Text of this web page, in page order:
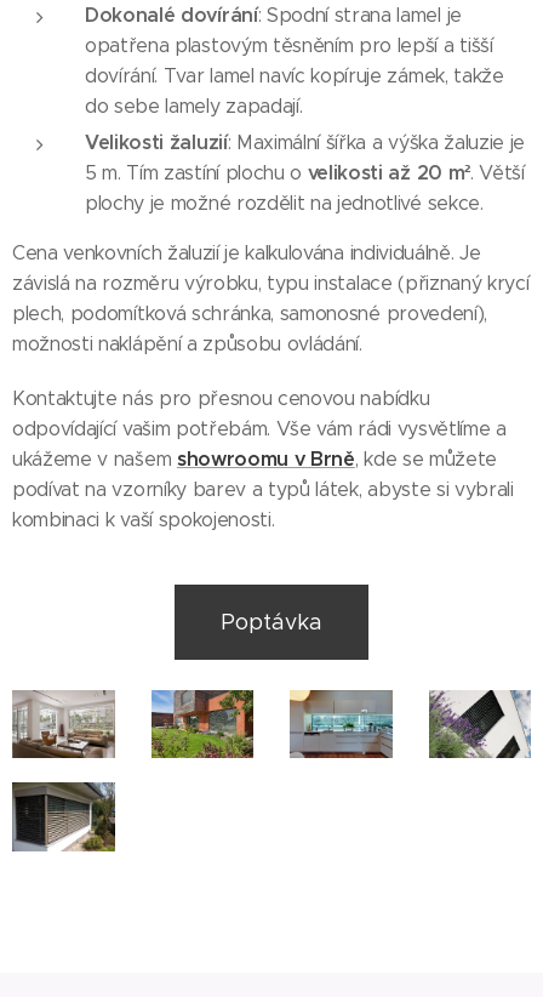
Dokonalé dovírání: Spodní strana lamel je
opatřena plastovým těsněním pro lepší a tišší
dovírání. Tvar lamel navíc kopíruje zámek, takže
do sebe lamely zapadají.
Velikosti žaluzií: Maximální šířka a výška žaluzie je
5 m. Tím zastíní plochu o velikosti až 20 m². Větší
plochy je možné rozdělit na jednotlivé sekce.
Cena venkovních žaluzií je kalkulována individuálně. Je
závislá na rozměru výrobku, typu instalace (přiznaný krycí
plech, podomítková schránka, samonosné provedení),
možnosti naklápění a způsobu ovládání.
Kontaktujte nás pro přesnou cenovou nabídku
odpovídající vašim potřebám. Vše vám rádi vysvětlíme a
ukážeme v našem showroomu v Brně, kde se můžete
podívat na vzorníky barev a typů látek, abyste si vybrali
kombinaci k vaší spokojenosti.
Poptávka